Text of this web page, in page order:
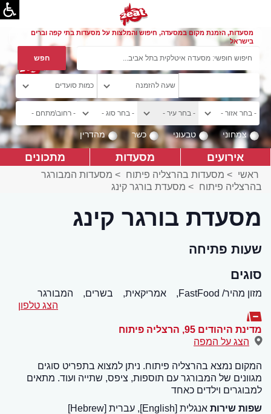
מסעדות, הזמנת מקום במסעדה, חיפוש והמלצות על מסעדות בתי קפה וברים
בישראל
צמחוני טבעוני כשר מהדרין
אירועים מסעדות מתכונים
ראשי > מסעדות בהרצליה פיתוח > מסעדות המבורגר
בהרצליה פיתוח > מסעדת בורגר קינג
מסעדת בורגר קינג
שעות פתיחה
סוגים
מזון מהיר/ FastFood, אמריקאית, בשרים,
המבורגר
הצג טלפון
מדינת היהודים 95 , הרצליה פיתוח
הצג על המפה
המקום נמצא בהרצליה פיתוח. ניתן למצוא בתפריט סוגים
מגוונים של המבורגר עם תוספות, ציפס, שתייה ועוד. מתאים
למבוגרים וילדים כאחד
שפות שירות אנגלית [English], עברית [Hebrew]